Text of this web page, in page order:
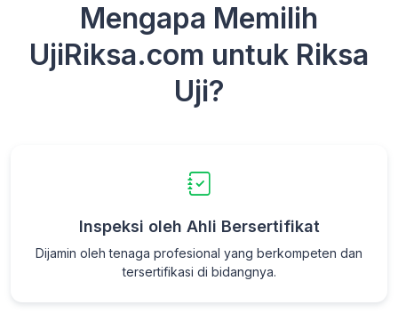
Mengapa Memilih
UjiRiksa.com untuk Riksa
Uji?
Inspeksi oleh Ahli Bersertifikat
Dijamin oleh tenaga profesional yang berkompeten dan
tersertifikasi di bidangnya.